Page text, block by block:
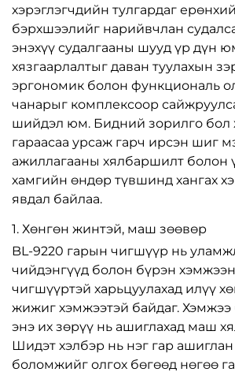
хэрэглэгчдийн тулгардаг
бэрхшээлийг нарийвчлан
энэхүү судалгааны шууд үр дүн
хязгаарлалтыг даван туулахын
эргономик болон функциональ
чанарыг комплексоор
шийдэл юм. Бидний зорилго бол
гараасаа урсаж гарч ирсэн шиг
ажиллагааны хялбаршилт болон
хамгийн өндөр түвшинд хангах
явдал байлаа.
1. Хөнгөн жинтэй, маш зөөвөр
BL-9220 гарын чигшүүр нь
чийдэнгүүд болон бүрэн
чигшүүртэй харьцуулахад илүү
жижиг хэмжээтэй байдаг.
энэ их зөрүү нь ашиглахад маш
Шидэт хэлбэр нь нэг гар
боломжийг олгох бөгөөд нөгөө